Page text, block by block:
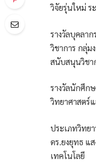
วิจัยรุ่นใหม่ ร
รางวัลบุคลา
วิชาการ กลุ่
สนับสนุนวิชา
รางวัลนักศึก
วิทยาศาสตร์
ประเภทวิทย
ดร.ยงยุทธ แ
เทคโนโลยี